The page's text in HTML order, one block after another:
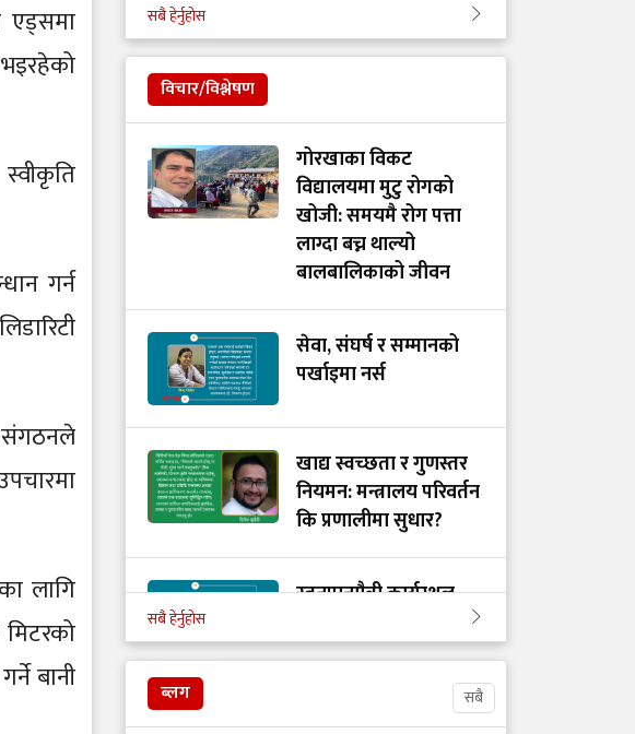
एड्समा
गर्न
संगठनले
लागि
बानी
‘टिम मंगल' चुनावी समूह मात्र थिएन,
मेडिकल मुभमेन्ट हो : डा. मंगल रावल
'हरेक टाउको दुखाइ ब्रेन ट्युमर होइन,
यी लक्षणहरू देखिए हुनसक्छ जोखिम'
डा. अमात्यलाई प्रश्न– धेरै हेडफोन वा
इयरफोनको प्रयोगले कानमा असर
गर्छ ?
सबै हेर्नुहोस
विचार/विश्लेषण
गोरखाका विकट
विद्यालयमा मुटु रोगको
खोजी: समयमै रोग पत्ता
लाग्दा बच्न थाल्यो
बालबालिकाको जीवन
सेवा, संघर्ष र सम्मानको
पर्खाइमा नर्स
खाद्य स्वच्छता र गुणस्तर
नियमन: मन्त्रालय परिवर्तन
कि प्रणालीमा सुधार?
स्तनपानमैत्री कार्यस्थल
सबै हेर्नुहोस
ब्लग सबै